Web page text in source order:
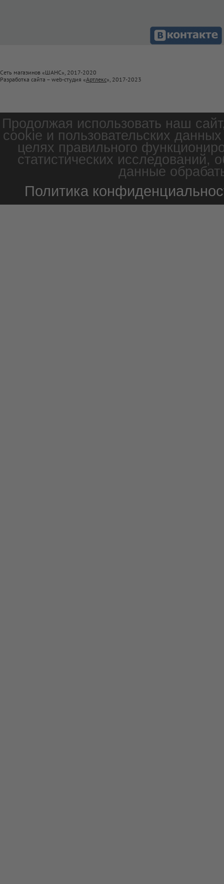
Сеть магазинов «ШАНС», 2017-2020
Разработка сайта – web-студия «Артлекс», 2017-2023
Продолжая использовать наш
cookie и пользовательских
целях правильного
статистических
данные
Политика